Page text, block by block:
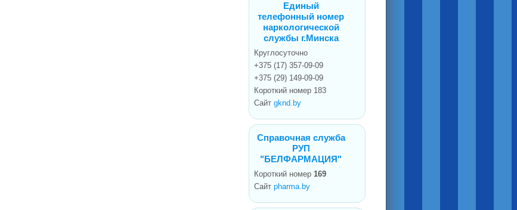
Единый
телефонный номер
наркологической
службы г.Минска
Круглосуточно
+375 (17) 357-09-09
+375 (29) 149-09-09
Короткий номер 183
Сайт gknd.by
Справочная служба
РУП
"БЕЛФАРМАЦИЯ"
Короткий номер 169
Сайт pharma.by